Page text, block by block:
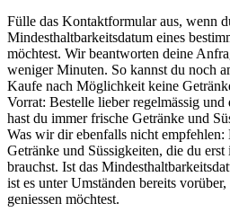
Fülle das Kontaktformular aus, wenn
Mindesthaltbarkeitsdatum eines
möchtest. Wir beantworten deine
weniger Minuten. So kannst du noch
Kaufe nach Möglichkeit keine
Vorrat: Bestelle lieber regelmässig
hast du immer frische Getränke und
Was wir dir ebenfalls nicht
Getränke und Süssigkeiten, die du
brauchst. Ist das
ist es unter Umständen bereits
geniessen möchtest.